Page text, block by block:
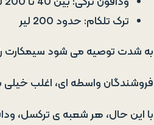
ترک تلکام: حدود 200 لیر
به شدت توصیه می شود سیمکارت را
فروشندگان واسطه ای، اغلب خیلی
با این حال، هر شعبه ی ترکسل،